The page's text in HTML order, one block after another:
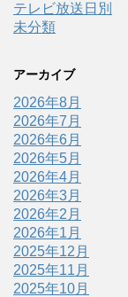
テレビ放送日別
未分類
アーカイブ
2026年8月
2026年7月
2026年6月
2026年5月
2026年4月
2026年3月
2026年2月
2026年1月
2025年12月
2025年11月
2025年10月